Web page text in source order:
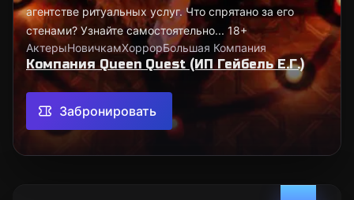
агентстве ритуальных услуг. Что спрятано за его
стенами? Узнайте самостоятельно... 18+
АктерыНовичкамХоррорБольшая Компания
Компания Queen Quest (ИП Гейбель Е.Г.)
Забронировать